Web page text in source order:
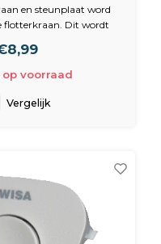
Plieger
en steunplaat word
flotterkraan. Dit wordt
in je stortbak.
op voorraad
Vergelijk